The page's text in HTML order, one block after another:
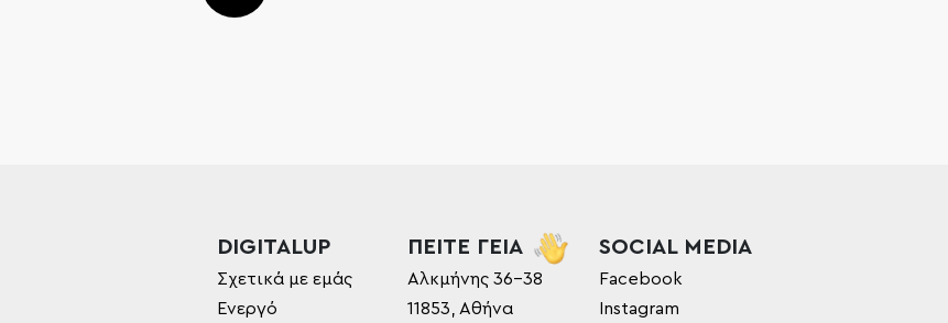
DIGITALUP
Σχετικά με εμάς
Ενεργό
ΠΕΙΤΕ ΓΕΙΑ
Αλκμήνης 36-38
11853, Αθήνα
SOCIAL MEDIA
Facebook
Instagram